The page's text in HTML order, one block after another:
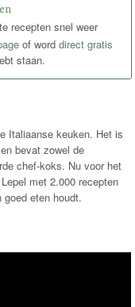
recepten snel weer
of worddirect gratis
staan.
Italiaanse keuken. Het is
bevat zowel de
chef-koks. Nu voor het
met 2.000 recepten
eten houdt.